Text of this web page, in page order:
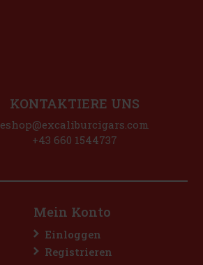
KONTAKTIERE UNS
eshop@excaliburcigars.com
+43 660 1544737
Mein Konto
Einloggen
Registrieren